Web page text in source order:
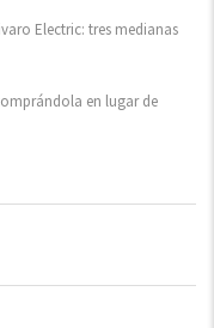
Electric: tres medianas
en lugar de